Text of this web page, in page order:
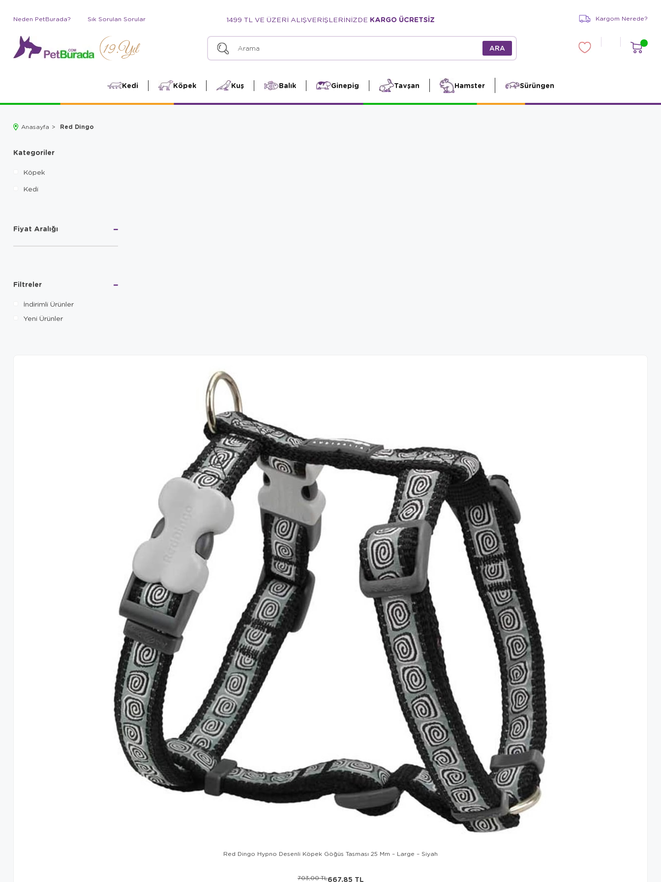
Neden PetBurada? Sık Sorulan Sorular 1499 TL VE ÜZERİ ALIŞVERİŞLERİNİZDE KARGO ÜCRETSİZ Kargom Nerede?
Kedi Köpek Kuş Balık Ginepig Tavşan Hamster Sürüngen
Anasayfa Red Dingo
Kategoriler
Köpek
Kedi
Fiyat Aralığı
Filtreler
İndirimli Ürünler
Yeni Ürünler
Red Dingo Hypno Desenli Köpek Göğüs Tasması 25 Mm – Large – Siyah
667,85 TL
703,00 TL